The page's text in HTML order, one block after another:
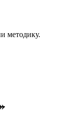
методику.